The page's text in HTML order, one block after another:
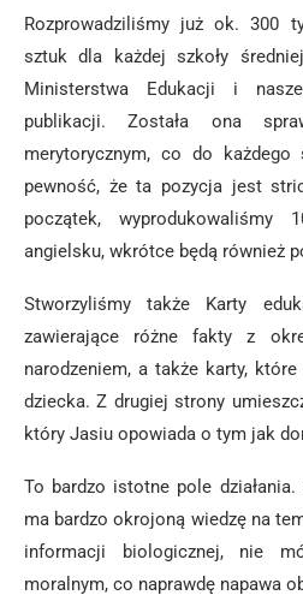
Rozprowadziliśmy już ok. 300
sztuk dla każdej szkoły
Ministerstwa Edukacji i
publikacji. Została ona
merytorycznym, co do każdego
pewność, że ta pozycja jest
początek, wyprodukowaliśmy
angielsku, wkrótce będą również
Stworzyliśmy także Karty
zawierające różne fakty z
narodzeniem, a także karty,
dziecka. Z drugiej strony
który Jasiu opowiada o tym jak
To bardzo istotne pole
ma bardzo okrojoną wiedzę na
informacji biologicznej, nie
moralnym, co naprawdę napawa